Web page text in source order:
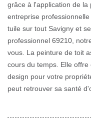
grâce à l'application de la
entreprise
tuile sur tout Savigny et
professionnel 69210,
vous. La peinture de toit
cours du temps. Elle
design pour votre
peut retrouver sa santé